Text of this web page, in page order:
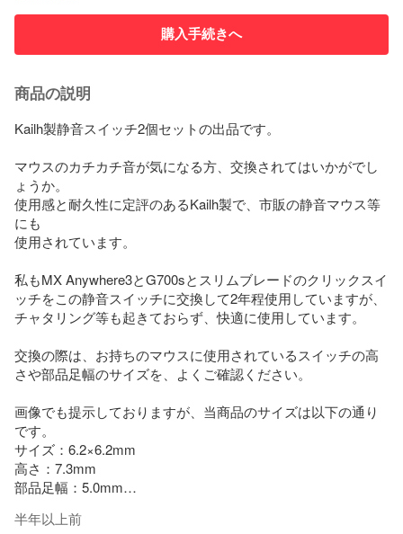
購入手続きへ
商品の説明
Kailh製静音スイッチ2個セットの出品です。
マウスのカチカチ音が気になる方、交換されてはいかがでし
ょうか。
使用感と耐久性に定評のあるKailh製で、市販の静音マウス等
にも
使用されています。
私もMX Anywhere3とG700sとスリムブレードのクリックスイ
ッチをこの静音スイッチに交換して2年程使用していますが、
チャタリング等も起きておらず、快適に使用しています。
交換の際は、お持ちのマウスに使用されているスイッチの高
さや部品足幅のサイズを、よくご確認ください。
画像でも提示しておりますが、当商品のサイズは以下の通り
です。
サイズ：6.2×6.2mm
高さ：7.3mm
部品足幅：5.0mm
万が一、不良がありましたら対応いたします。
半年以上前